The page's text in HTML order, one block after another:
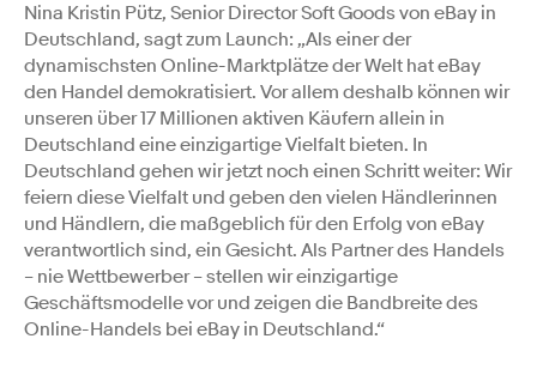
Nina Kristin Pütz, Senior Director Soft Goods von eBay in
Deutschland, sagt zum Launch: „Als einer der
dynamischsten Online-Marktplätze der Welt hat eBay
den Handel demokratisiert. Vor allem deshalb können wir
unseren über 17 Millionen aktiven Käufern allein in
Deutschland eine einzigartige Vielfalt bieten. In
Deutschland gehen wir jetzt noch einen Schritt weiter: Wir
feiern diese Vielfalt und geben den vielen Händlerinnen
und Händlern, die maßgeblich für den Erfolg von eBay
verantwortlich sind, ein Gesicht. Als Partner des Handels
– nie Wettbewerber – stellen wir einzigartige
Geschäftsmodelle vor und zeigen die Bandbreite des
Online-Handels bei eBay in Deutschland.“